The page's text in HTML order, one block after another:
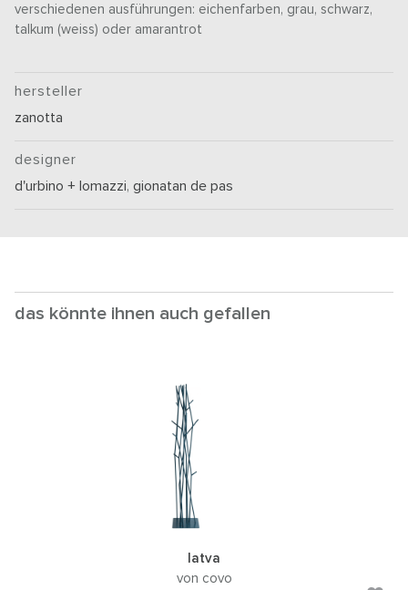
verschiedenen ausführungen: eichenfarben, grau, schwarz,
talkum (weiss) oder amarantrot
hersteller
zanotta
designer
d'urbino + lomazzi,gionatan de pas
das könnte ihnen auch gefallen
latva
von covo